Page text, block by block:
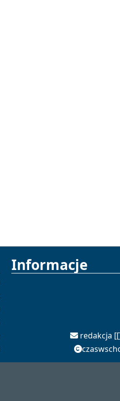
Informacje
redakcja